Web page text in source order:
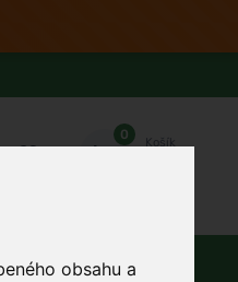
obsahu a
0
Košík
Obuv / oblečení